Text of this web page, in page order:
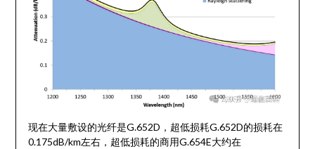
现在大量敷设的光纤是G.652D，超低损耗G.652D的损耗在
0.175dB/km左右，超低损耗的商用G.654E大约在